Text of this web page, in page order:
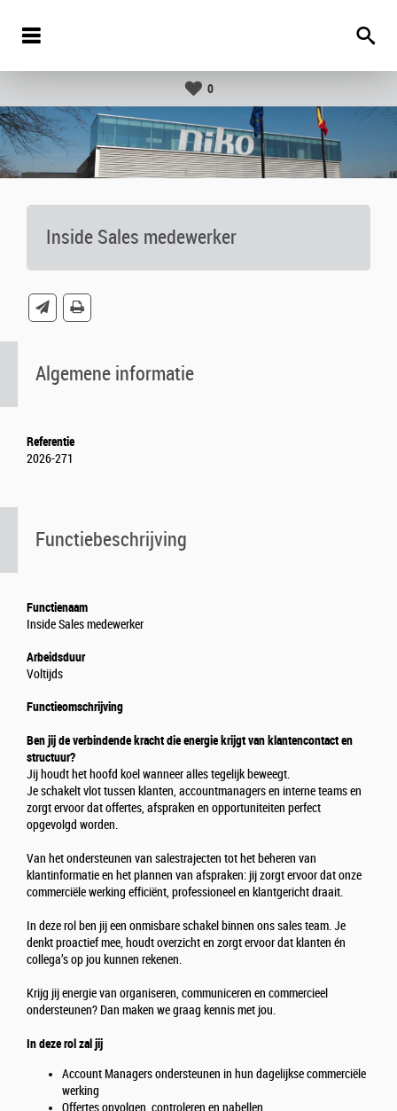
0
Inside Sales medewerker
Functiebeschrijving
Functienaam
Inside Sales medewerker
Arbeidsduur
Voltijds
Functieomschrijving
Ben jij de verbindende kracht die energie krijgt van klantencontact en
structuur?
Jij houdt het hoofd koel wanneer alles tegelijk beweegt.
Je schakelt vlot tussen klanten, accountmanagers en interne teams en
zorgt ervoor dat offertes, afspraken en opportuniteiten perfect
opgevolgd worden.
Van het ondersteunen van salestrajecten tot het beheren van
klantinformatie en het plannen van afspraken: jij zorgt ervoor dat onze
commerciële werking efficiënt, professioneel en klantgericht draait.
In deze rol ben jij een onmisbare schakel binnen ons sales team. Je
denkt proactief mee, houdt overzicht en zorgt ervoor dat klanten én
collega’s op jou kunnen rekenen.
Krijg jij energie van organiseren, communiceren en commercieel
ondersteunen? Dan maken we graag kennis met jou.
In deze rol zal jij
Account Managers ondersteunen in hun dagelijkse commerciële
werking
Offertes opvolgen, controleren en nabellen
Algemene informatie
Referentie
2026-271